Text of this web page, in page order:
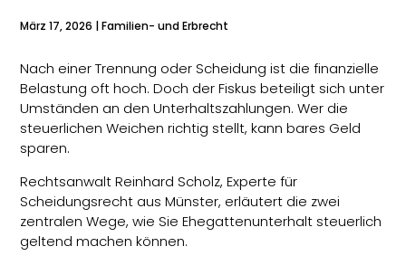
März 17, 2026 |Familien- und Erbrecht
Nach einer Trennung oder Scheidung ist die finanzielle
Belastung oft hoch. Doch der Fiskus beteiligt sich unter
Umständen an den Unterhaltszahlungen. Wer die
steuerlichen Weichen richtig stellt, kann bares Geld
sparen.
Rechtsanwalt Reinhard Scholz, Experte für
Scheidungsrecht aus Münster, erläutert die zwei
zentralen Wege, wie Sie Ehegattenunterhalt steuerlich
geltend machen können.